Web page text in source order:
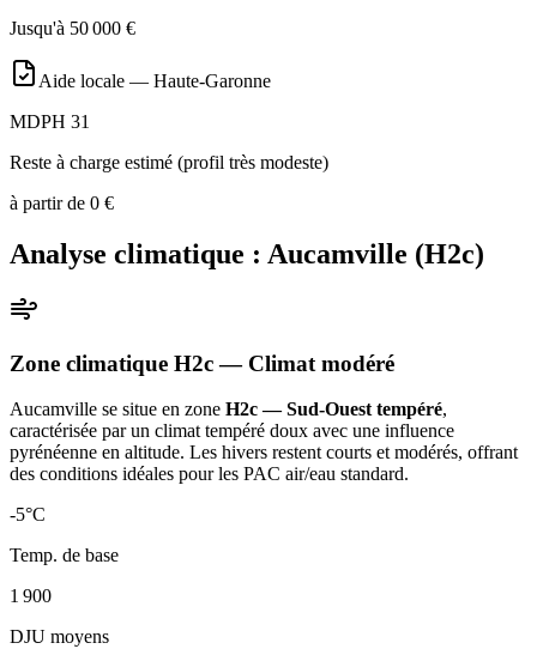
Jusqu'à 50 000 €
Aide locale — Haute-Garonne
MDPH 31
Reste à charge estimé (profil très modeste)
à partir de 0 €
Analyse climatique : Aucamville (H2c)
Zone climatique H2c— Climat modéré
Aucamville se situe en zone H2c — Sud-Ouest tempéré,
caractérisée par un climat tempéré doux avec une influence
pyrénéenne en altitude. Les hivers restent courts et modérés, offrant
des conditions idéales pour les PAC air/eau standard.
-5°C
Temp. de base
1 900
DJU moyens